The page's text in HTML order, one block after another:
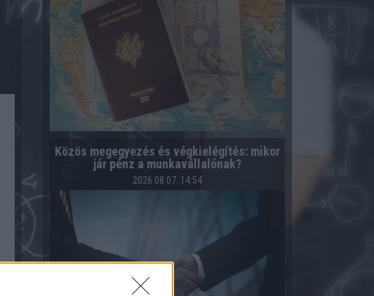
Közös megegyezés és végkielégítés: mikor
jár pénz a munkavállalónak?
2026.08.07. 14:54